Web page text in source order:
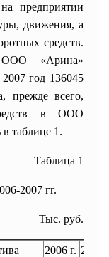
предприятии
движения, а
средств.
ООО «Арина»
год 136045
прежде всего,
в ООО
таблице 1.
Таблица 1
2007 гг.
Тыс. руб.
2006 г. 2007